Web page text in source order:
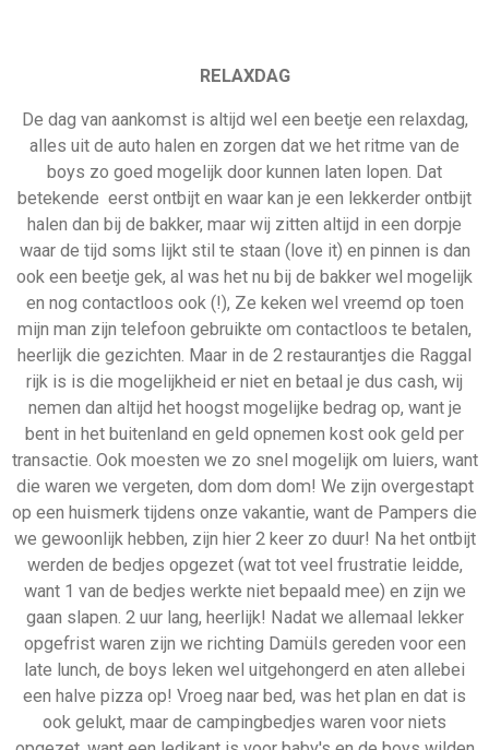
RELAXDAG
De dag van aankomst is altijd wel een beetje een relaxdag,
alles uit de auto halen en zorgen dat we het ritme van de
boys zo goed mogelijk door kunnen laten lopen. Dat
betekende eerst ontbijt en waar kan je een lekkerder ontbijt
halen dan bij de bakker, maar wij zitten altijd in een dorpje
waar de tijd soms lijkt stil te staan (love it) en pinnen is dan
ook een beetje gek, al was het nu bij de bakker wel mogelijk
en nog contactloos ook (!), Ze keken wel vreemd op toen
mijn man zijn telefoon gebruikte om contactloos te betalen,
heerlijk die gezichten. Maar in de 2 restaurantjes die Raggal
rijk is is die mogelijkheid er niet en betaal je dus cash, wij
nemen dan altijd het hoogst mogelijke bedrag op, want je
bent in het buitenland en geld opnemen kost ook geld per
transactie. Ook moesten we zo snel mogelijk om luiers, want
die waren we vergeten, dom dom dom! We zijn overgestapt
op een huismerk tijdens onze vakantie, want de Pampers die
we gewoonlijk hebben, zijn hier 2 keer zo duur! Na het ontbijt
werden de bedjes opgezet (wat tot veel frustratie leidde,
want 1 van de bedjes werkte niet bepaald mee) en zijn we
gaan slapen. 2 uur lang, heerlijk! Nadat we allemaal lekker
opgefrist waren zijn we richting Damüls gereden voor een
late lunch, de boys leken wel uitgehongerd en aten allebei
een halve pizza op! Vroeg naar bed, was het plan en dat is
ook gelukt, maar de campingbedjes waren voor niets